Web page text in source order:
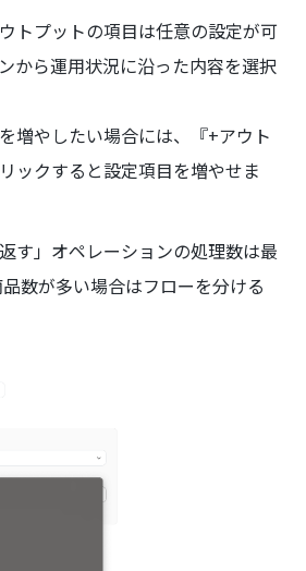
トプットの項目は任意の設定が可
から運用状況に沿った内容を選択
増やしたい場合には、『+アウト
ックすると設定項目を増やせま
す」オペレーションの処理数は最
数が多い場合はフローを分ける